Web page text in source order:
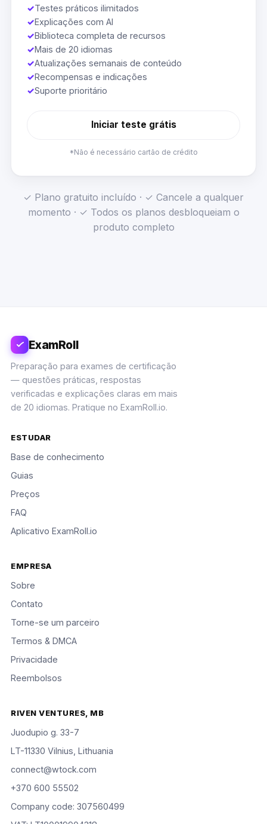
✓Testes práticos ilimitados
✓Explicações com AI
✓Biblioteca completa de recursos
✓Mais de 20 idiomas
✓Atualizações semanais de conteúdo
✓Recompensas e indicações
✓Suporte prioritário
Iniciar teste grátis
*Não é necessário cartão de crédito
✓ Plano gratuito incluído · ✓ Cancele a qualquer
momento · ✓ Todos os planos desbloqueiam o
produto completo
ExamRoll
Preparação para exames de certificação
— questões práticas, respostas
verificadas e explicações claras em mais
de 20 idiomas. Pratique no ExamRoll.io.
ESTUDAR
Base de conhecimento
Guias
Preços
FAQ
Aplicativo ExamRoll.io
EMPRESA
Sobre
Contato
Torne-se um parceiro
Termos & DMCA
Privacidade
Reembolsos
RIVEN VENTURES, MB
Juodupio g. 33-7
LT-11330 Vilnius, Lithuania
connect@wtock.com
+370 600 55502
Company code: 307560499